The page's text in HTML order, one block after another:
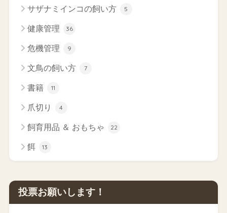
サザナミインコの飼い方 5
健康管理 36
危機管理 9
文鳥の飼い方 7
書籍 11
爪切り 4
飼育用品 ＆ おもちゃ 22
餌 13
投票お願いします！